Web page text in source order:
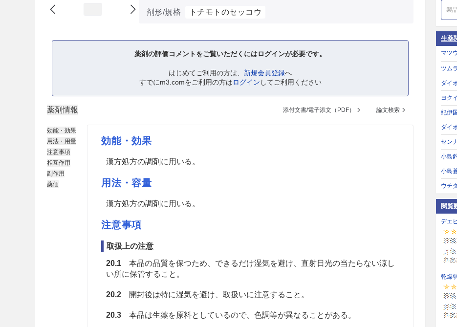
剤形/規格
トチモトのセッコウ
薬剤の評価コメントをご覧いただくにはログインが必要です。
はじめてご利用の方は、 新規会員登録へ
すでにm3.comをご利用の方はログイン してご利用ください
薬剤情報 添付文書/電子添文（PDF） 論文検索
効能・効果
用法・用量
注意事項
相互作用
副作用
薬価
効能・効果
漢方処方の調剤に用いる。
用法・容量
漢方処方の調剤に用いる。
注意事項
取扱上の注意
20.1本品の品質を保つため、できるだけ湿気を避け、直射日光の当たらない涼し
い所に保管すること。
20.2開封後は特に湿気を避け、取扱いに注意すること。
20.3本品は生薬を原料としているので、色調等が異なることがある。
生薬
マツ
ツム
ダイ
ヨク
紀伊
ダイ
セン
小島
小島
ウチ
閲覧
デエ
乾燥